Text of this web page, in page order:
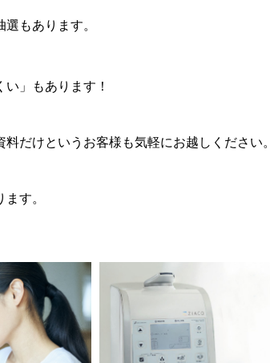
もあります。
」もあります！
だけというお客様も気軽にお越しください。
す。